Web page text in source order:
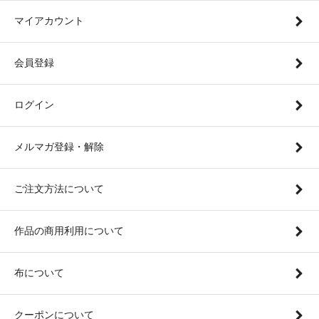
マイアカウント
会員登録
ログイン
メルマガ登録・解除
ご注文方法について
作品の商用利用について
布について
クーポンについて